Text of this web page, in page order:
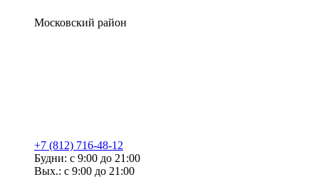
Московский район
+7 (812) 716-48-12
Будни: с 9:00 до 21:00
Вых.: с 9:00 до 21:00